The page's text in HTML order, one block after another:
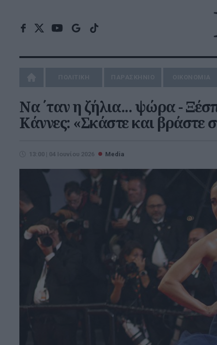
Να ΄ταν η ζήλια... ψώρα -
Κάννες: «Σκάστε και βράστε
13:00 | 04 Ιουνίου 2026 Media